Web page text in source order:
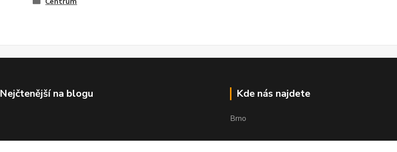
Nejčtenější na blogu Kde nás najdete
Brno